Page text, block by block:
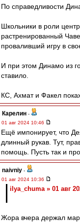
По справедливости
Школьники в роли
растренированный
проваливший игру в
И при этом Динамо из
ставило.
КС, Ахмат и Факел
Карелин -
01 авг 2024 10:46
Ещё импонирует, что
длинный рукав. Тут,
помощь. Пусть так и
naivniy -
01 авг 2024 10:36
ilya_chuma » 01 авг
Жора вчера держал